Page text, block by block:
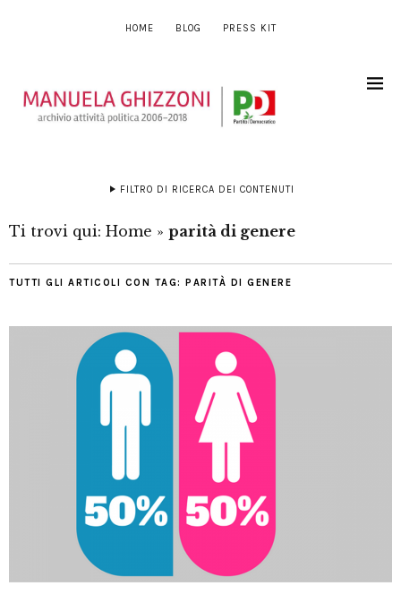
HOME BLOG PRESS KIT
FILTRO DI RICERCA DEI CONTENUTI
Ti trovi qui: Home » parità di genere
TUTTI GLI ARTICOLI CON TAG: PARITÀ DI GENERE